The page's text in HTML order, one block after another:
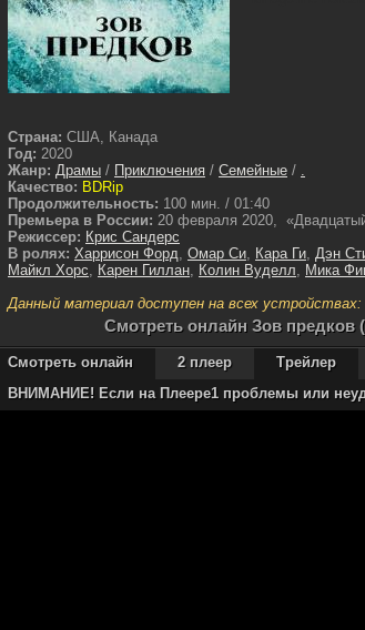
Страна: США, Канада
Год: 2020
Жанр: Драмы / Приключения / Семейные / .
Качество: BDRip
Продолжительность: 100 мин. / 01:40
Премьера в России: 20 февраля 2020,
Режиссер: Крис Сандерс
В ролях: Харрисон Форд, Омар Си, Кара Ги, Дэн
Майкл Хорс, Карен Гиллан, Колин Вуделл, Мика
Данный материал доступен на всех устройствах:
Cмотреть онлайн Зов предков
Смотреть онлайн 2 плеер
Трейлер
ВНИМАНИЕ! Если на Плеере1 проблемы или